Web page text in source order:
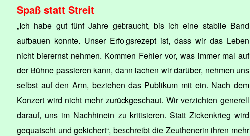
Spaß statt Streit
„Ich habe gut fünf Jahre gebraucht, bis ich eine stabile Band
aufbauen konnte. Unser Erfolgsrezept ist, dass wir das Leben
nicht bierernst nehmen. Kommen Fehler vor, was immer mal auf
der Bühne passieren kann, dann lachen wir darüber, nehmen uns
selbst auf den Arm, beziehen das Publikum mit ein. Nach dem
Konzert wird nicht mehr zurückgeschaut. Wir verzichten generell
darauf, uns im Nachhinein zu kritisieren. Statt Zickenkrieg wird
gequatscht und gekichert“, beschreibt die Zeuthenerin ihren mehr